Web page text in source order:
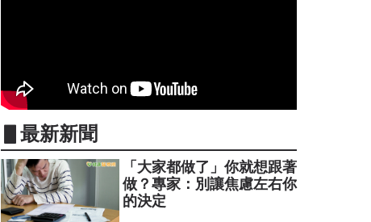
▋最新新聞
「大家都做了」你就想跟著
做？專家：別讓焦慮左右你
的決定